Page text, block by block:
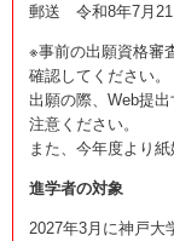
郵送 令和8年7月21
※事前の出願資格審
確認してください。
出願の際、Web提
注意ください。
また、今年度より
進学者の対象
2027年3月に神戸大